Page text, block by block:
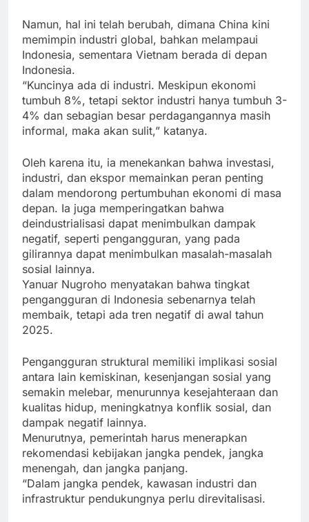
Namun, hal ini telah berubah, dimana China kini
memimpin industri global, bahkan melampaui
Indonesia, sementara Vietnam berada di depan
Indonesia.
“Kuncinya ada di industri. Meskipun ekonomi
tumbuh 8%, tetapi sektor industri hanya tumbuh 3-
4% dan sebagian besar perdagangannya masih
informal, maka akan sulit,” katanya.
Oleh karena itu, ia menekankan bahwa investasi,
industri, dan ekspor memainkan peran penting
dalam mendorong pertumbuhan ekonomi di masa
depan. Ia juga memperingatkan bahwa
deindustrialisasi dapat menimbulkan dampak
negatif, seperti pengangguran, yang pada
gilirannya dapat menimbulkan masalah-masalah
sosial lainnya.
Yanuar Nugroho menyatakan bahwa tingkat
pengangguran di Indonesia sebenarnya telah
membaik, tetapi ada tren negatif di awal tahun
2025.
Pengangguran struktural memiliki implikasi sosial
antara lain kemiskinan, kesenjangan sosial yang
semakin melebar, menurunnya kesejahteraan dan
kualitas hidup, meningkatnya konflik sosial, dan
dampak negatif lainnya.
Menurutnya, pemerintah harus menerapkan
rekomendasi kebijakan jangka pendek, jangka
menengah, dan jangka panjang.
“Dalam jangka pendek, kawasan industri dan
infrastruktur pendukungnya perlu direvitalisasi.